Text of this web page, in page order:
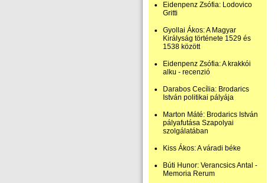
Eidenpenz Zsófia: Lodovico
Gritti
Gyollai Ákos: A Magyar
Királyság története 1529 és
1538 között
Eidenpenz Zsófia: A krakkói
alku - recenzió
Darabos Cecília: Brodarics
István politikai pályája
Marton Máté: Brodarics István
pályafutása Szapolyai
szolgálatában
Kiss Ákos: A váradi béke
Búti Hunor: Verancsics Antal -
Memoria Rerum